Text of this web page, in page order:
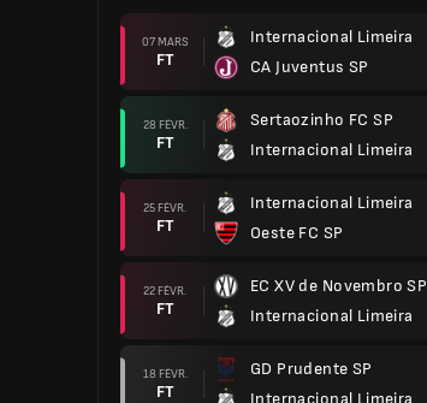
07 MARS
FT
Internacional Limeira
CA Juventus SP
28 FÉVR.
FT
Sertaozinho FC SP
Internacional Limeira
25 FÉVR.
FT
Internacional Limeira
Oeste FC SP
22 FÉVR.
FT
EC XV de Novembro SP
Internacional Limeira
18 FÉVR.
FT
GD Prudente SP
Internacional Limeira